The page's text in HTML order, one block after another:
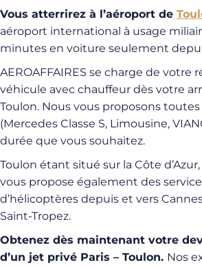
Vous atterrirez à l’aéroport de
aéroport international à usage
minutes en voiture seulement
AEROAFFAIRES se charge de votre
véhicule avec chauffeur dès votre
Toulon. Nous vous proposons
(Mercedes Classe S, Limousine,
durée que vous souhaitez.
Toulon étant situé sur la Côte d’Azur,
vous propose également des
d’hélicoptères depuis et vers
Saint-Tropez.
Obtenez dès maintenant votre
d’un jet privé Paris – Toulon. Nos